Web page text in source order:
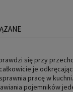
się przy
je
pracę w
pojemników